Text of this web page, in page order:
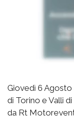
Giovedì 6 Agosto
di Torino e Valli
da Rt